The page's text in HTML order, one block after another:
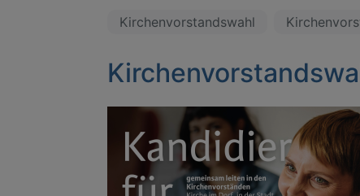
Kirchenvorstandswahl